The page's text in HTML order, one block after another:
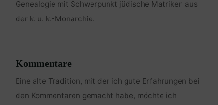
Genealogie mit Schwerpunkt jüdische Matriken aus
der k. u. k.-Monarchie.
Kommentare
Eine alte Tradition, mit der ich gute Erfahrungen bei
den Kommentaren gemacht habe, möchte ich